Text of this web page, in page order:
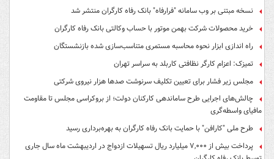
نسخه مبتنی بر وب سامانه "فرارفاه" بانک رفاه کارگران منتشر شد
خرید محصولات شرکت بهمن موتور با حساب وکالتی بانک رفاه کارگران
راه اندازی ابزار نحوه محاسبه مستمری متناسب‌سازی شده بازنشستگان
تمیزک: اعزام کارگر نظافتی کاربلد به سراسر تهران
مجلس زیر فشار برای تعیین تکلیف سرنوشت صدها هزار نیروی شرکتی
چالش‌های اجرایی طرح ساماندهی کارکنان دولت؛ از بروکراسی مجلس تا مقاومت
مافیای واسطه‌گری
طرح ملی "کارافن" با حمایت بانک رفاه کارگران به بهره‌برداری رسید
پرداخت بیش از ۷,۰۰۰ میلیارد ریال تسهیلات ازدواج در اردیبهشت ماه سال جاری